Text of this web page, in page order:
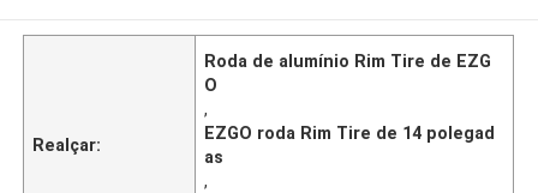
Realçar:
Roda de alumínio Rim Tire de EZG
O
,
EZGO roda Rim Tire de 14 polegad
as
,